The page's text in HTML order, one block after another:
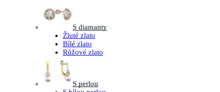
S diamanty
Žluté zlato
Bílé zlato
Růžové zlato
S perlou